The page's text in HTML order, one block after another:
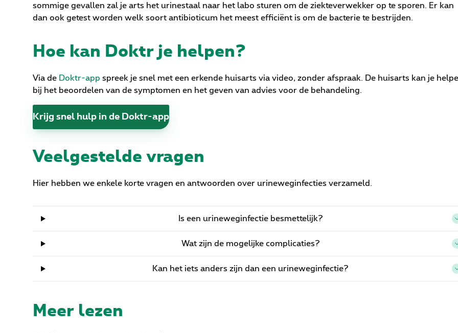
sommige gevallen zal je arts het urinestaal naar het labo sturen om de ziekteverwekker op te sporen. Er kan
dan ook getest worden welk soort antibioticum het meest efficiënt is om de bacterie te bestrijden.
Hoe kan Doktr je helpen?
Via de Doktr-app spreek je snel met een erkende huisarts via video, zonder afspraak. De huisarts kan je
bij het beoordelen van de symptomen en het geven van advies voor de behandeling.
Krijg snel hulp in de Doktr-app
Veelgestelde vragen
Hier hebben we enkele korte vragen en antwoorden over urineweginfecties verzameld.
Is een urineweginfectie besmettelijk?
Wat zijn de mogelijke complicaties?
Kan het iets anders zijn dan een urineweginfectie?
Meer lezen